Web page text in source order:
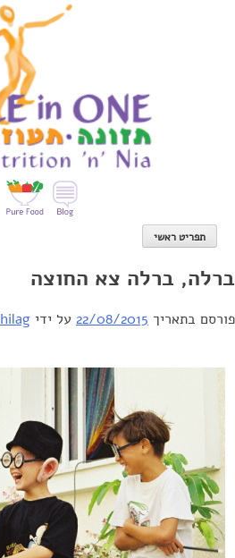
תפריט ראשי
ברלה, ברלה צא החוצה
פורסם בתאריך 22/08/2015 על ידי hilag